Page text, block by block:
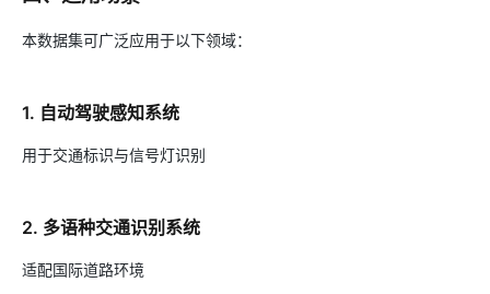
本数据集可广泛应用于以下领域：
1. 自动驾驶感知系统
用于交通标识与信号灯识别
2. 多语种交通识别系统
适配国际道路环境